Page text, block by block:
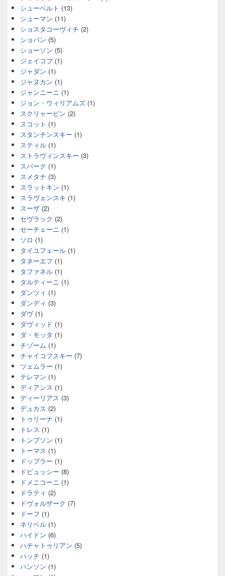
シューベルト (13)
シューマン (11)
ショスタコーヴィチ (2)
ショパン (5)
ショーソン (5)
ジェイコブ (1)
ジャダン (1)
ジャヌカン (1)
ジャンニーニ (1)
ジョン・ウィリアムズ (1)
スクリャービン (2)
スコット (1)
スタンチンスキー (1)
スティル (1)
ストラヴィンスキー (3)
スパーク (1)
スメタナ (3)
スラットキン (1)
スラヴェンスキ (1)
スーザ (2)
セヴラック (2)
セーチェーニ (1)
ソロ (1)
タイユフェール (1)
タネーエフ (1)
タファネル (1)
タルティーニ (1)
ダンツィ (1)
ダンディ (3)
ダヴ(1)
ダヴィッド (1)
ダ・モッタ (1)
チゾーム (1)
チャイコフスキー (7)
ツェムラー (1)
テレマン (1)
ディアンス (1)
ディーリアス (3)
デュカス (2)
トゥリーナ (1)
トレス (1)
トンプソン (1)
トーマス (1)
ドップラー (1)
ドビュッシー (8)
ドメニコーニ (1)
ドラティ (2)
ドヴォルザーク (7)
ドーフ (1)
ネリベル (1)
ハイドン (6)
ハチャトゥリアン (5)
ハッチ (1)
ハンソン (1)